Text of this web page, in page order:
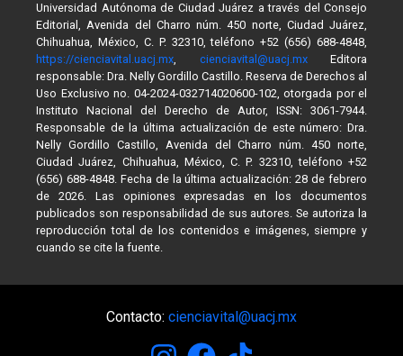
Universidad Autónoma de Ciudad Juárez a través del Consejo
Editorial, Avenida del Charro núm. 450 norte, Ciudad Juárez,
Chihuahua, México, C. P. 32310, teléfono +52 (656) 688-4848,
https://cienciavital.uacj.mx, cienciavital@uacj.mxEditora
responsable: Dra. Nelly Gordillo Castillo. Reserva de Derechos al
Uso Exclusivo no. 04-2024-032714020600-102, otorgada por el
Instituto Nacional del Derecho de Autor, ISSN: 3061-7944.
Responsable de la última actualización de este número: Dra.
Nelly Gordillo Castillo, Avenida del Charro núm. 450 norte,
Ciudad Juárez, Chihuahua, México, C. P. 32310, teléfono +52
(656) 688-4848. Fecha de la última actualización: 28 de febrero
de 2026. Las opiniones expresadas en los documentos
publicados son responsabilidad de sus autores. Se autoriza la
reproducción total de los contenidos e imágenes, siempre y
cuando se cite la fuente.
Contacto: cienciavital@uacj.mx